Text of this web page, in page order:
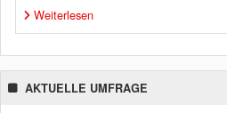
Weiterlesen
AKTUELLE UMFRAGE